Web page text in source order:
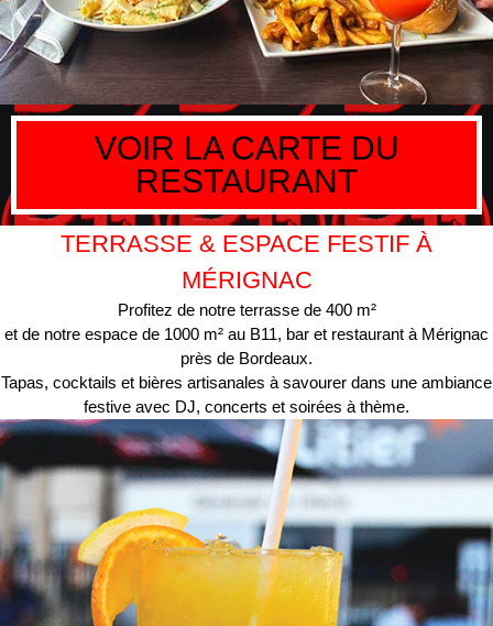
VOIR LA CARTE DU
RESTAURANT
TERRASSE & ESPACE FESTIF À
MÉRIGNAC
Profitez de notre terrasse de 400 m²
et de notre espace de 1000 m² au B11, bar et restaurant à Mérignac
près de Bordeaux.
Tapas, cocktails et bières artisanales à savourer dans une ambiance
festive avec DJ, concerts et soirées à thème.